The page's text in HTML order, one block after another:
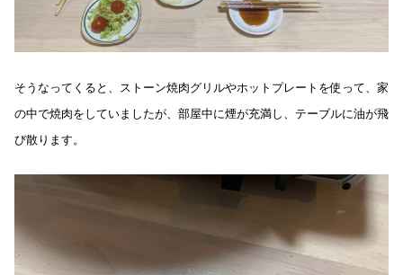
そうなってくると、ストーン焼肉グリルやホットプレートを使って、家
の中で焼肉をしていましたが、部屋中に煙が充満し、テーブルに油が飛
び散ります。